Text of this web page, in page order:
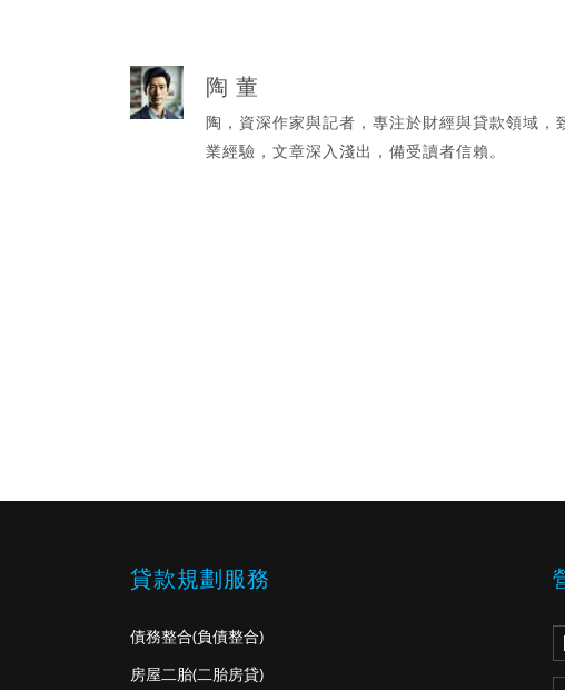
陶 董
陶，資深作家與記者，專注於財經與貸款領域
業經驗，文章深入淺出，備受讀者信賴。
貸款規劃服務
債務整合(負債整合)
房屋二胎(二胎房貸)